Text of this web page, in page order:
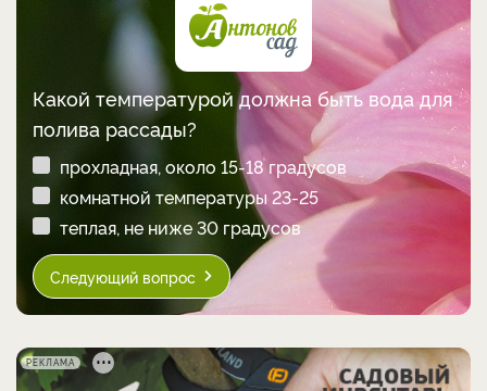
Какой температурой должна быть вода для
полива рассады?
прохладная, около 15-18 градусов
комнатной температуры 23-25
теплая, не ниже 30 градусов
Следующий вопрос
РЕКЛАМА